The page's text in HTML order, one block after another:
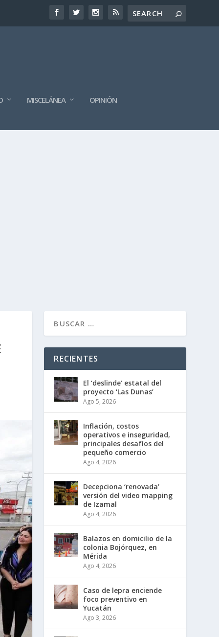
MISCELÁNEA OPINIÓN
RECIENTES
El ‘deslinde’ estatal del
proyecto ‘Las Dunas’
Ago 5, 2026
Inflación, costos
operativos e inseguridad,
principales desafíos del
pequeño comercio
Ago 4, 2026
Decepciona ‘renovada’
versión del video mapping
de Izamal
Ago 4, 2026
Balazos en domicilio de la
colonia Bojórquez, en
Mérida
Ago 4, 2026
Caso de lepra enciende
foco preventivo en
Yucatán
Ago 3, 2026